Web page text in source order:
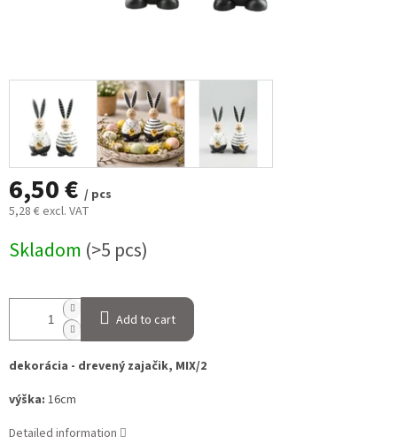
6,50 € / pcs
5,28 € excl. VAT
price:
Skladom (>5 pcs)
Add to cart
dekorácia - drevený zajačik, MIX/2
výška: 16cm
Detailed information